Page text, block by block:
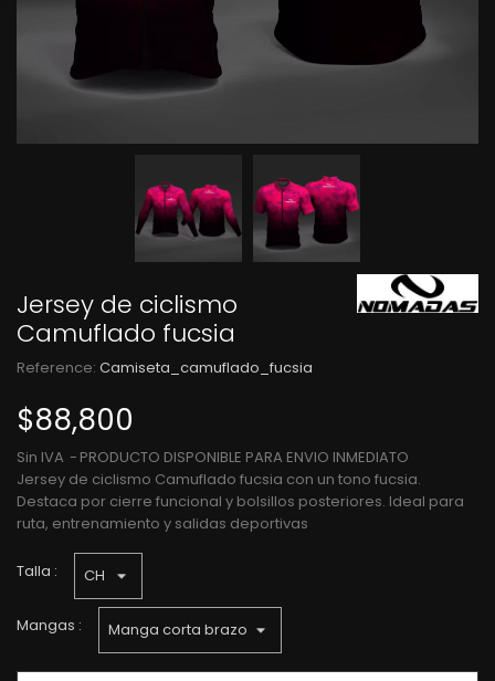
Jersey de ciclismo
Camuflado fucsia
Reference: Camiseta_camuflado_fucsia
$88,800
Sin IVA
PRODUCTO DISPONIBLE PARA ENVIO INMEDIATO
Jersey de ciclismo Camuflado fucsia con un tono fucsia.
Destaca por cierre funcional y bolsillos posteriores. Ideal para
ruta, entrenamiento y salidas deportivas
Talla :
Mangas :